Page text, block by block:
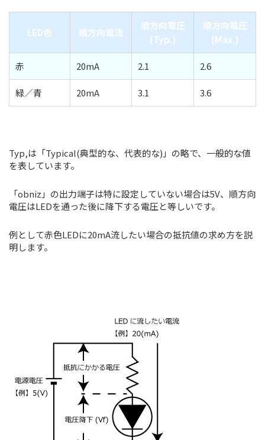
LED色 順方向電流
順方向電圧
(Typ.)
順方向電圧
(Max.)
赤 20mA 2.1 2.6
緑／青 20mA 3.1 3.6
Typ,は「Typical(典型的な、代表的な)」の略で、一般的な値
を表しています。
「obniz」の出力端子は特に設定していない場合は5V、順方向
電圧はLEDを通った後に降下する電圧と等しいです。
例として赤色LEDに20mA流したい場合の抵抗値の求め方を説
明します。